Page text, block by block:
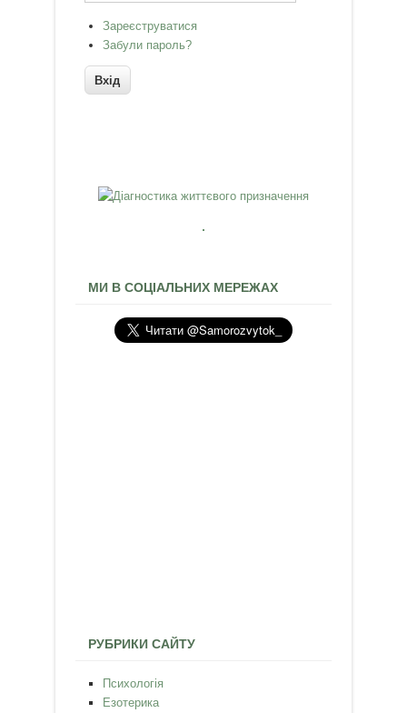
Зареєструватися
Забули пароль?
МИ В СОЦІАЛЬНИХ МЕРЕЖАХ
РУБРИКИ САЙТУ
Психологія
Езотерика